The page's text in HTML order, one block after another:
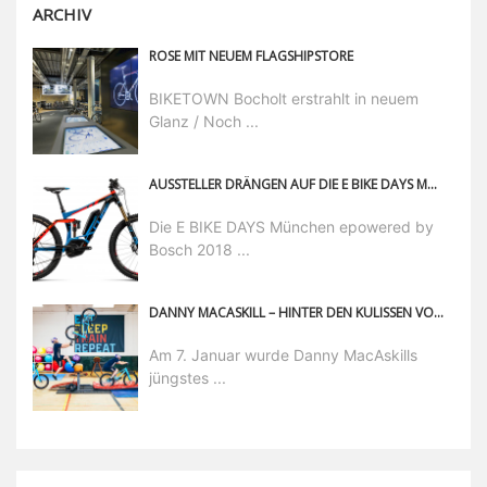
ARCHIV
ROSE MIT NEUEM FLAGSHIPSTORE
BIKETOWN Bocholt erstrahlt in neuem
Glanz / Noch ...
AUSSTELLER DRÄNGEN AUF DIE E BIKE DAYS MÜNCHEN EPOWERED BY BOSCH
Die E BIKE DAYS München epowered by
Bosch 2018 ...
DANNY MACASKILL – HINTER DEN KULISSEN VON GYMNASIUM
Am 7. Januar wurde Danny MacAskills
jüngstes ...